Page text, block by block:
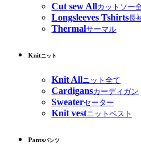
Cut sew Allカットソー
Longsleeves Tshirts長
Thermalサーマル
Knitニット
Knit Allニット全て
Cardigansカーディガン
Sweaterセーター
Knit vestニットベスト
Pantsパンツ